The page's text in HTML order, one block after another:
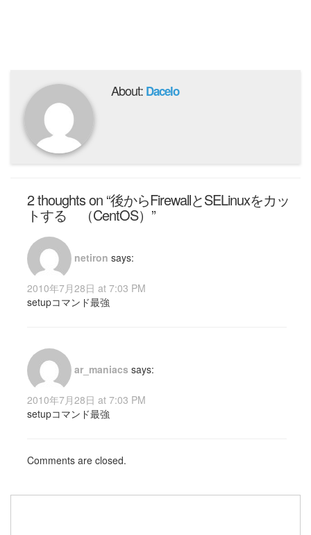
About: Dacelo
2 thoughts on “後からFirewallとSELinuxをカッ
トする （CentOS）”
netiron says:
2010年7月28日 at 7:03 PM
setupコマンド最強
ar_maniacs says:
2010年7月28日 at 7:03 PM
setupコマンド最強
Comments are closed.